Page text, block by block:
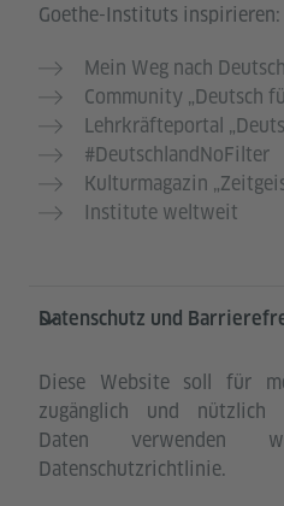
Goethe-Instituts inspirieren:
Mein Weg nach
Community „Deutsch
Lehrkräfteportal
#DeutschlandNoFilter
Kulturmagazin
Institute weltweit
Datenschutz und
Diese Website soll für
zugänglich und nützlich
Daten verwenden
Datenschutzrichtlinie.